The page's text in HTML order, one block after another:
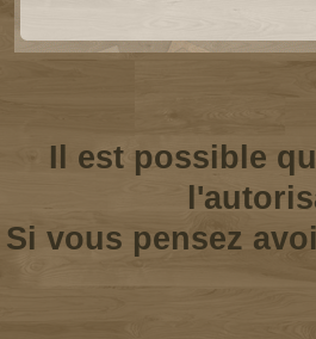
Il est possible
Si vous pensez